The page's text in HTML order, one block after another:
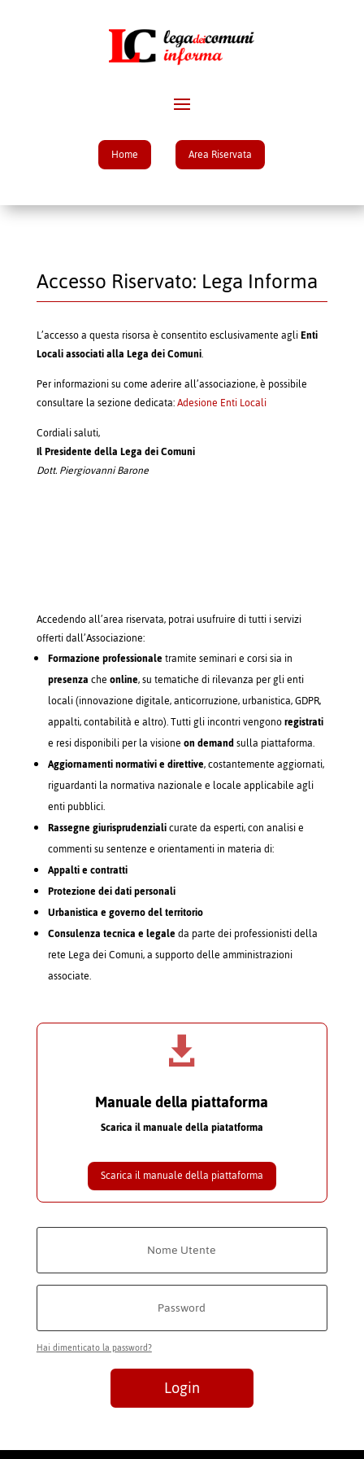
Home Area Riservata
Accesso Riservato: Lega Informa
L’accesso a questa risorsa è consentito esclusivamente agliEnti
Locali associati alla Lega dei Comuni.
Per informazioni su come aderire all’associazione, è possibile
consultare la sezione dedicata:Adesione Enti Locali
Cordiali saluti,
Il Presidente della Lega dei Comuni
Dott. Piergiovanni Barone
Accedendo all’area riservata, potrai usufruire di tutti i servizi
offerti dall’Associazione:
Formazione professionaletramite seminari e corsi sia in
presenzacheonline, su tematiche di rilevanza per gli enti
locali (innovazione digitale, anticorruzione, urbanistica, GDPR,
appalti, contabilità e altro). Tutti gli incontri vengonoregistrati
e resi disponibili per la visioneon demandsulla piattaforma.
Aggiornamenti normativi e direttive, costantemente aggiornati,
riguardanti la normativa nazionale e locale applicabile agli
enti pubblici.
Rassegne giurisprudenzialicurate da esperti, con analisi e
commenti su sentenze e orientamenti in materia di:
Appalti e contratti
Protezione dei dati personali
Urbanistica e governo del territorio
Consulenza tecnica e legaleda parte dei professionisti della
rete Lega dei Comuni, a supporto delle amministrazioni
associate.

Manuale della piattaforma
Scarica il manuale della piatatforma
Scarica il manuale della piattaforma
Hai dimenticato la password?
Login